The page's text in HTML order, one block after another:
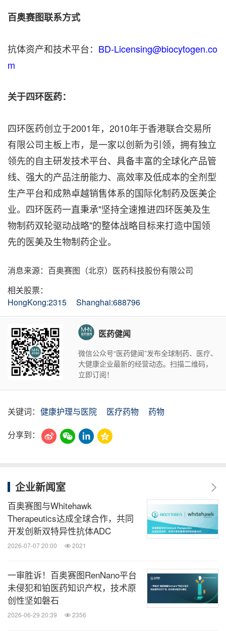
百奥赛图联系方式
抗体资产和技术平台： BD-Licensing@biocytogen.co
m
关于四环医药：
四环医药创立于2001年，2010年于香港联合交易所
有限公司主板上市，是一家以创新为引领，拥有独立
领先的自主研发技术平台、具备丰富的全球化产品管
线、强大的产品注册能力、高效率及低成本的全剂型
生产平台和成熟卓越销售体系的国际化制药及医美企
业。四环医药一直秉承"坚持全速推进四环医美及生
物制药双轮驱动战略"的整体战略目标来打造中国领
先的医美及生物制药企业。
消息来源：百奥赛图（北京）医药科技股份有限公司
相关股票：
HongKong:2315
Shanghai:688796
医药健闻
微信公众号“医药健闻”发布全球制药、医疗、
大健康企业最新的经营动态。扫描二维码，
立即订阅！
关键词： 健康护理与医院 医疗药物
药物
分享到：
企业新闻室
百奥赛图与Whitehawk
Therapeutics达成全球合作，共同
开发创新双特异性抗体ADC
2026-07-07 20:00 2021
一审胜诉！百奥赛图RenNano平台
未侵犯和铂医药知识产权，技术原
创性坚如磐石
2026-06-29 20:39 2356